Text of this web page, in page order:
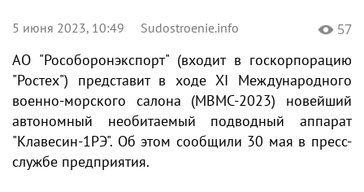
5 июня 2023, 10:49 Sudostroenie.info 57
АО "Рособоронэкспорт" (входит в госкорпорацию
"Ростех") представит в ходе XI Международного
военно-морского салона (МВМС-2023) новейший
автономный необитаемый подводный аппарат
"Клавесин-1РЭ". Об этом сообщили 30 мая в пресс-
службе предприятия.